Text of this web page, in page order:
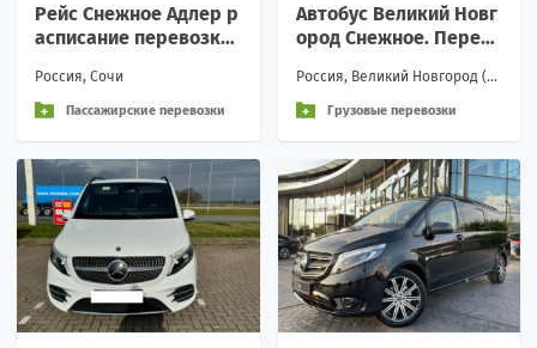
Рейс Снежное Адлер р
асписание перевозки
Вежливое обращение
и
Россия, Сочи
Пассажирские перевозки
Автобус Великий Новг
ород Снежное. Перево
Снежное
Россия, Великий Новгород (Новгород)
Грузовые перевозки